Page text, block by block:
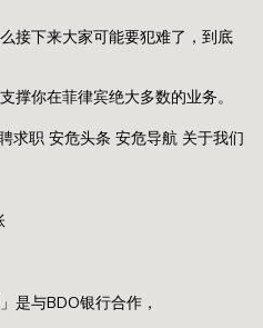
接下来大家可能要犯难了，到底
撑你在菲律宾绝大多数的业务。
求职 安危头条 安危导航 关于我们
是与BDO银行合作，